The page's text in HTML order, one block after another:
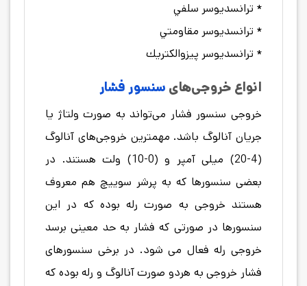
* ترانسديوسر سلفي
* ترانسديوسر مقاومتي
* ترانسديوسر پيزوالكتريك
انواع خروجی‌های سنسور فشار
خروجی سنسور فشار می‌تواند به صورت ولتاژ یا
جریان آنالوگ باشد. مهمترین خروجی‌های آنالوگ
(4-20) میلی آمپر و (0-10) ولت هستند. در
بعضی سنسورها که به پرشر سوییچ هم معروف
هستند خروجی به صورت رله بوده که در این
سنسورها در صورتی که فشار به حد معینی برسد
خروجی رله فعال می شود. در برخی سنسورهای
فشار خروجی به هردو صورت آنالوگ و رله بوده که